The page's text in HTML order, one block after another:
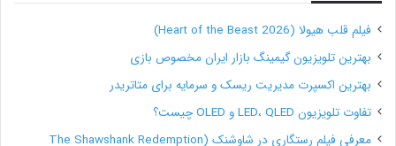
فیلم قلب هیولا (Heart of the Beast 2026)
بهترین تلویزیون گیمینگ بازار ایران مخصوص بازی
بهترین اکسپرت مدیریت ریسک و سرمایه برای متاتریدر
تفاوت تلویزیون LED، QLED و OLED چیست؟
معرفی فیلم رستگاری در شاوشنک (The Shawshank Redemption